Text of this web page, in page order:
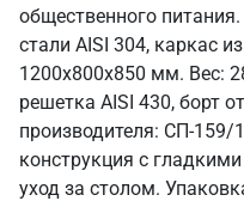
общественного
стали AISI 304, каркас
1200x800x850 мм. Вес:
решетка AISI 430, борт
производителя: СП-159/
конструкция с
уход за столом.